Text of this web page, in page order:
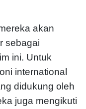
akan
sebagai
ini. Untuk
international
didukung oleh
juga mengikuti